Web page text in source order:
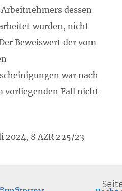
dessen
wurden, nicht
Beweiswert der vom
war nach
vorliegenden Fall nicht
2024, 8 AZR 225/23